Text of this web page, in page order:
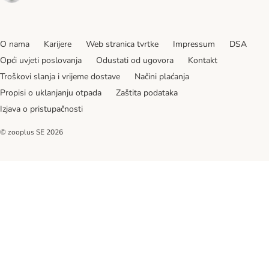
O nama Karijere Web stranica tvrtke Impressum
DSA
Opći uvjeti poslovanja
Odustati od ugovora
Kontakt
Troškovi slanja i vrijeme dostave
Načini plaćanja
Propisi o uklanjanju otpada
Zaštita podataka
Izjava o pristupačnosti
© zooplus SE 2026